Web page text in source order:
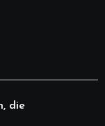
die